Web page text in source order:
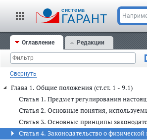
cистема
ГАРАНТ
Оглавление Редакции
Свернуть
Глава 1. Общие положения (ст.ст. 1 - 9.1)
Статья 1. Предмет регулирования
Статья 2. Основные понятия,
Статья 3. Основные принципы
Статья 4. Законодательство о физической